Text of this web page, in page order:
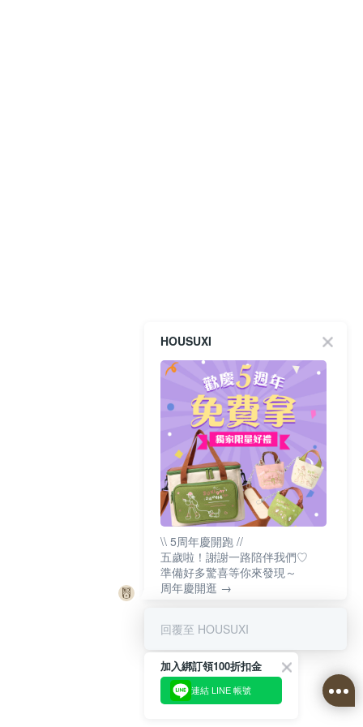
HOUSUXI
\\ 5周年慶開跑 //
五歲啦！謝謝一路陪伴我們♡
準備好多驚喜等你來發現～
周年慶開逛 →
回覆至 HOUSUXI
加入綁訂領100折扣金
連結 LINE 帳號